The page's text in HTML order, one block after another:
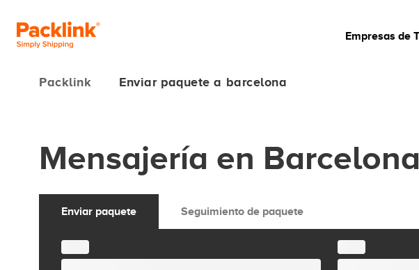
Empresas de
Packlink Enviar paquete a barcelona
Mensajería en Barcelona
Enviar paquete Seguimiento de paquete